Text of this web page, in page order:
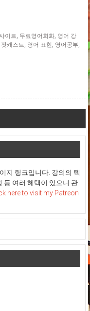
이트, 무료영어회화, 영어 강
팟캐스트, 영어 표현 , 영어공부,
지 링크입니다. 강의의 텍
등 여러 혜택이 있으니 관
here to visit my Patreon